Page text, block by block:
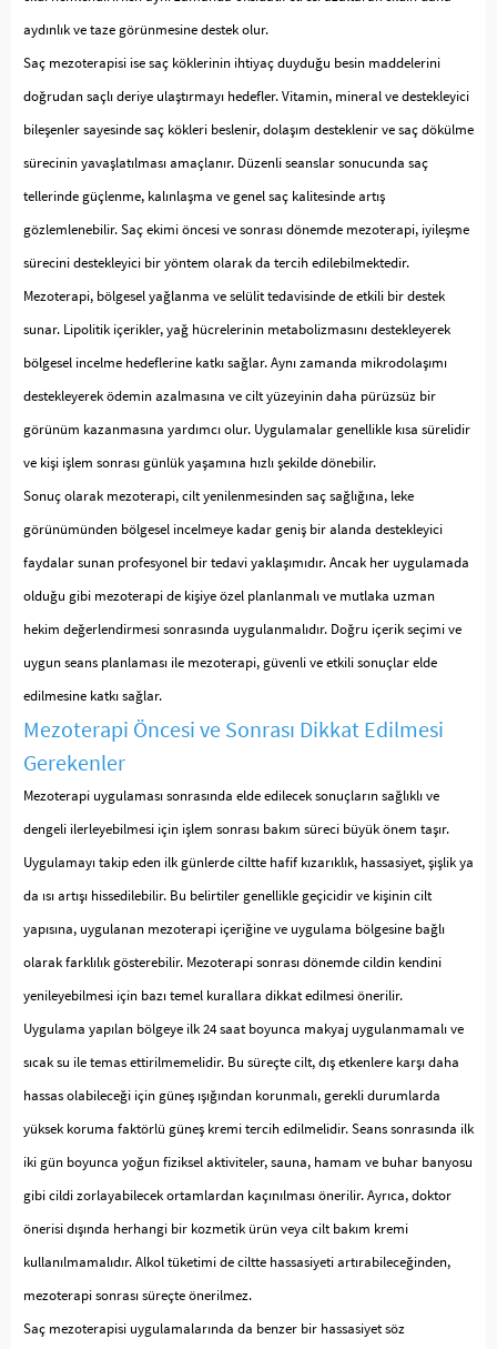
aydınlık ve taze görünmesine destek olur.
Saç mezoterapisi ise saç köklerinin ihtiyaç duyduğu besin maddelerini
doğrudan saçlı deriye ulaştırmayı hedefler. Vitamin, mineral ve destekleyici
bileşenler sayesinde saç kökleri beslenir, dolaşım desteklenir ve saç dökülme
sürecinin yavaşlatılması amaçlanır. Düzenli seanslar sonucunda saç
tellerinde güçlenme, kalınlaşma ve genel saç kalitesinde artış
gözlemlenebilir. Saç ekimi öncesi ve sonrası dönemde mezoterapi, iyileşme
sürecini destekleyici bir yöntem olarak da tercih edilebilmektedir.
Mezoterapi, bölgesel yağlanma ve selülit tedavisinde de etkili bir destek
sunar. Lipolitik içerikler, yağ hücrelerinin metabolizmasını destekleyerek
bölgesel incelme hedeflerine katkı sağlar. Aynı zamanda mikrodolaşımı
destekleyerek ödemin azalmasına ve cilt yüzeyinin daha pürüzsüz bir
görünüm kazanmasına yardımcı olur. Uygulamalar genellikle kısa sürelidir
ve kişi işlem sonrası günlük yaşamına hızlı şekilde dönebilir.
Sonuç olarak mezoterapi, cilt yenilenmesinden saç sağlığına, leke
görünümünden bölgesel incelmeye kadar geniş bir alanda destekleyici
faydalar sunan profesyonel bir tedavi yaklaşımıdır. Ancak her uygulamada
olduğu gibi mezoterapi de kişiye özel planlanmalı ve mutlaka uzman
hekim değerlendirmesi sonrasında uygulanmalıdır. Doğru içerik seçimi ve
uygun seans planlaması ile mezoterapi, güvenli ve etkili sonuçlar elde
edilmesine katkı sağlar.
Mezoterapi Öncesi ve Sonrası Dikkat Edilmesi
Gerekenler
Mezoterapi uygulaması sonrasında elde edilecek sonuçların sağlıklı ve
dengeli ilerleyebilmesi için işlem sonrası bakım süreci büyük önem taşır.
Uygulamayı takip eden ilk günlerde ciltte hafif kızarıklık, hassasiyet, şişlik ya
da ısı artışı hissedilebilir. Bu belirtiler genellikle geçicidir ve kişinin cilt
yapısına, uygulanan mezoterapi içeriğine ve uygulama bölgesine bağlı
olarak farklılık gösterebilir. Mezoterapi sonrası dönemde cildin kendini
yenileyebilmesi için bazı temel kurallara dikkat edilmesi önerilir.
Uygulama yapılan bölgeye ilk 24 saat boyunca makyaj uygulanmamalı ve
sıcak su ile temas ettirilmemelidir. Bu süreçte cilt, dış etkenlere karşı daha
hassas olabileceği için güneş ışığından korunmalı, gerekli durumlarda
yüksek koruma faktörlü güneş kremi tercih edilmelidir. Seans sonrasında ilk
iki gün boyunca yoğun fiziksel aktiviteler, sauna, hamam ve buhar banyosu
gibi cildi zorlayabilecek ortamlardan kaçınılması önerilir. Ayrıca, doktor
önerisi dışında herhangi bir kozmetik ürün veya cilt bakım kremi
kullanılmamalıdır. Alkol tüketimi de ciltte hassasiyeti artırabileceğinden,
mezoterapi sonrası süreçte önerilmez.
Saç mezoterapisi uygulamalarında da benzer bir hassasiyet söz